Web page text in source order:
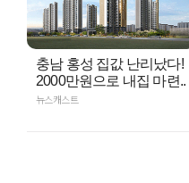
충남 홍성 집값 난리났다!
2000만원으로 내집 마련..
뉴스캐스트